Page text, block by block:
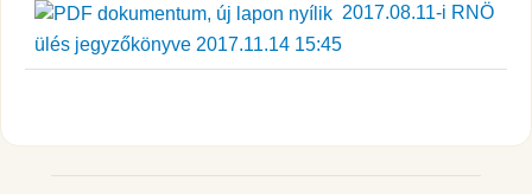
2017.08.11-i RNÖ
ülés jegyzőkönyve 2017.11.14 15:45